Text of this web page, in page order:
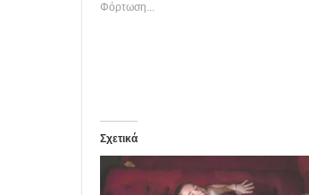
Φόρτωση...
Σχετικά